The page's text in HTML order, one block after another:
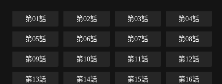
第01話 第02話 第03話 第04話
第05話 第06話 第07話 第08話
第09話 第10話 第11話 第12話
第13話 第14話 第15話 第16話